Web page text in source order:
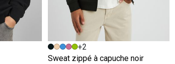
Image précédente
Image suivante
+2
Sweat zippé à capuche noir